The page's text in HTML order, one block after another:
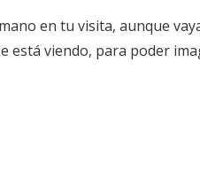
en tu visita, aunque
está viendo, para poder